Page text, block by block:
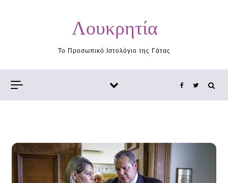
Λουκρητία
Το Προσωπικό Ιστολόγιο της Γάτας